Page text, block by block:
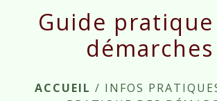
Guide pratique
démarches
ACCUEIL / INFOS